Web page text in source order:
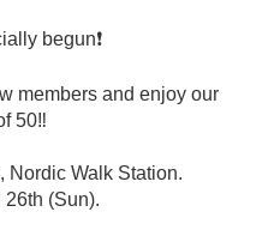
begun❗️
members and enjoy our
50‼️
Nordic Walk Station.
(Sun).